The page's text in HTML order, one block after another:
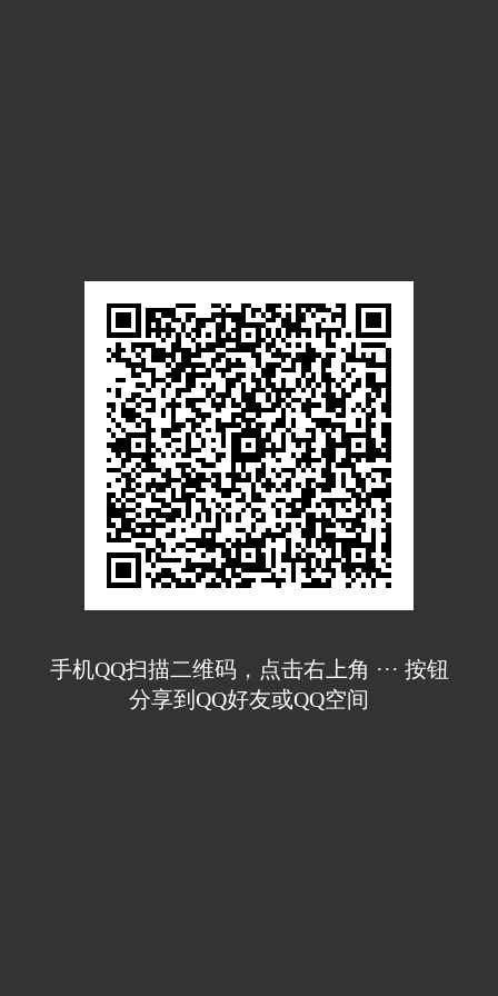
手机QQ扫描二维码，点击右上角 ··· 按钮
分享到QQ好友或QQ空间